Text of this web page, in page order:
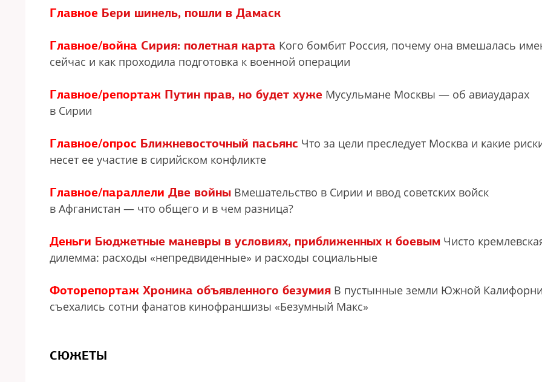
Главное Бери шинель, пошли в Дамаск
Главное/война Сирия: полетная карта Кого бомбит Россия, почему она вмешалась
сейчас и как проходила подготовка к военной операции
Главное/репортаж Путин прав, но будет хуже Мусульмане Москвы — об авиаударах
в Сирии
Главное/опрос Ближневосточный пасьянс Что за цели преследует Москва и какие
несет ее участие в сирийском конфликте
Главное/параллели Две войны Вмешательство в Сирии и ввод советских войск
в Афганистан — что общего и в чем разница?
Деньги Бюджетные маневры в условиях, приближенных к боевым Чисто
дилемма: расходы «непредвиденные» и расходы социальные
Фоторепортаж Хроника объявленного безумия В пустынные земли Южной
съехались сотни фанатов кинофраншизы «Безумный Макс»
СЮЖЕТЫ